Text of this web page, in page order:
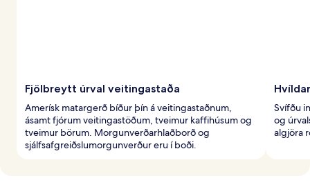
Fjölbreytt úrval veitingastaða
Amerísk matargerð bíður þín á veitingastaðnum,
ásamt fjórum veitingastöðum, tveimur kaffihúsum og
tveimur börum. Morgunverðarhlaðborð og
sjálfsafgreiðslumorgunverður eru í boði.
Svífðu
og
algjöra